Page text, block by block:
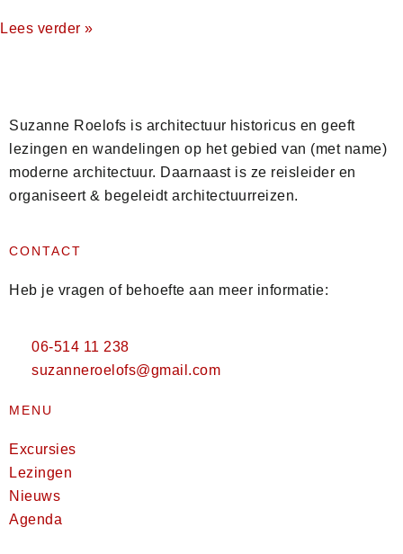
Lees verder »
Suzanne Roelofs is architectuur historicus en geeft
lezingen en wandelingen op het gebied van (met name)
moderne architectuur. Daarnaast is ze reisleider en
organiseert & begeleidt architectuurreizen.
CONTACT
Heb je vragen of behoefte aan meer informatie:
06-514 11 238
suzanneroelofs@gmail.com
MENU
Excursies
Lezingen
Nieuws
Agenda